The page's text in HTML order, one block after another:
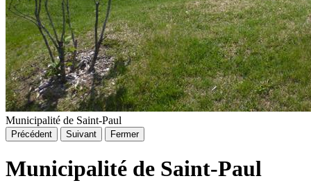
Municipalité de Saint-Paul
Précédent Suivant Fermer
Municipalité de Saint-Paul